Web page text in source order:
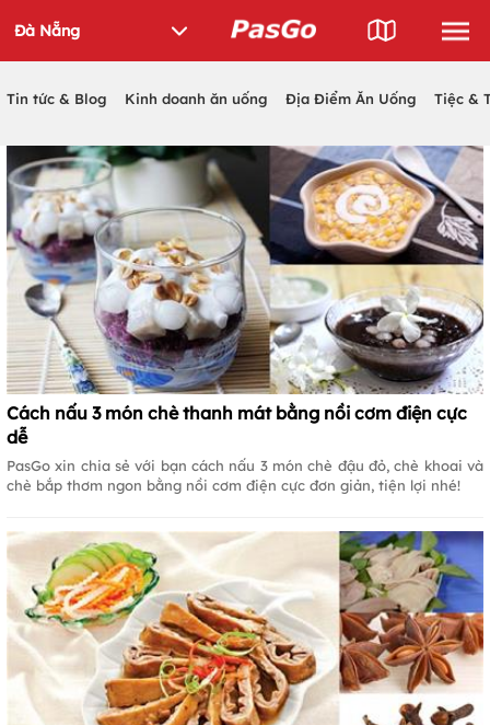
Tin tức & Blog Kinh doanh ăn uống Địa Điểm Ăn Uống Tiệc &
Cách nấu 3 món chè thanh mát bằng nồi cơm điện cực
dễ
PasGo xin chia sẻ với bạn cách nấu 3 món chè đậu đỏ, chè khoai và
chè bắp thơm ngon bằng nồi cơm điện cực đơn giản, tiện lợi nhé!